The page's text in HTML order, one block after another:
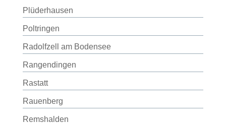
Plüderhausen
Poltringen
Radolfzell am Bodensee
Rangendingen
Rastatt
Rauenberg
Remshalden